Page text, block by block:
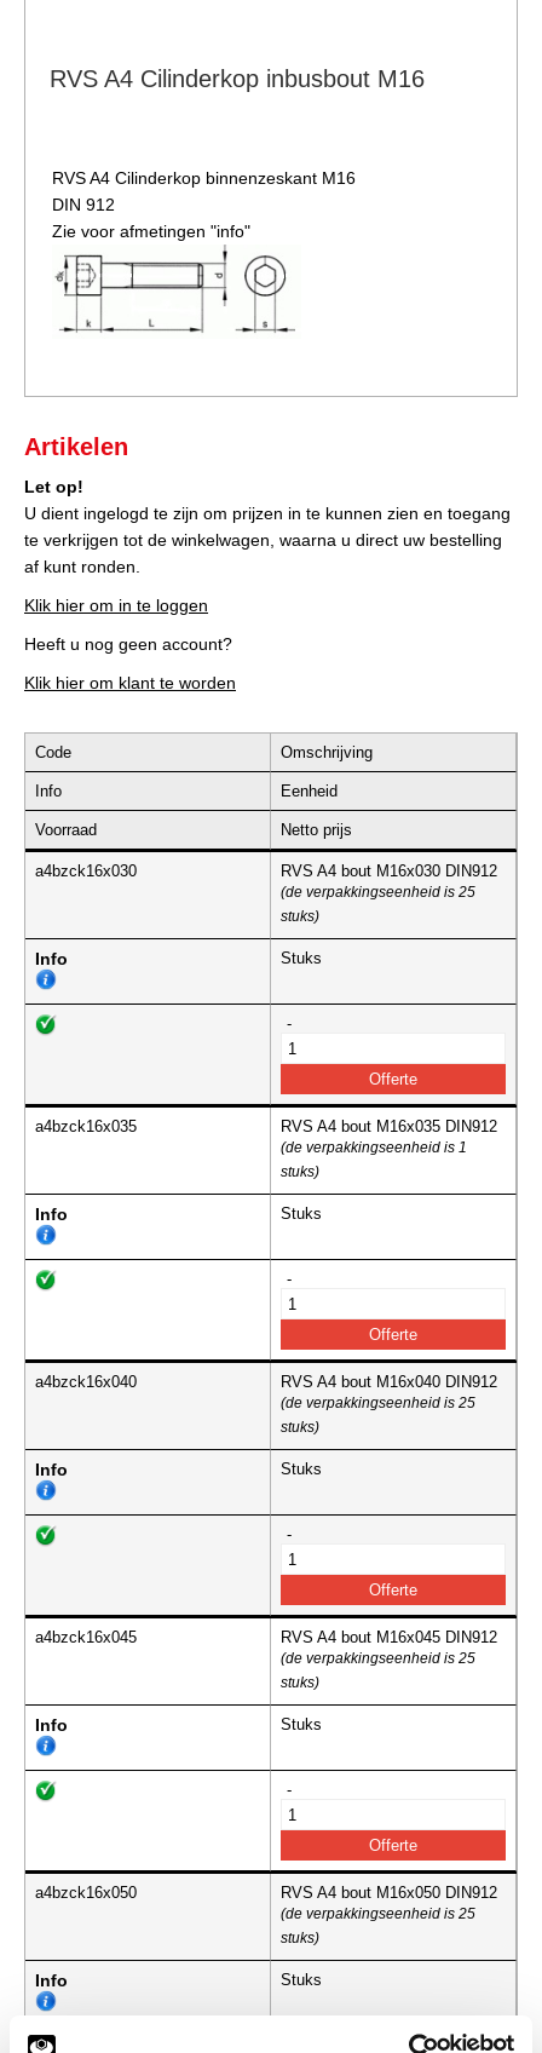
RVS A4 Cilinderkop inbusbout M16
RVS A4 Cilinderkop binnenzeskant M16
DIN 912
Zie voor afmetingen "info"
Artikelen
Let op!
U dient ingelogd te zijn om prijzen in te kunnen zien en toegang
te verkrijgen tot de winkelwagen, waarna u direct uw bestelling
af kunt ronden.
Klik hier om in te loggen
Heeft u nog geen account?
Klik hier om klant te worden
Code Omschrijving
Info Eenheid
Voorraad Netto prijs
a4bzck16x030 RVS A4 bout M16x030 DIN912
(de verpakkingseenheid is 25
stuks)
Info Stuks
-
a4bzck16x035 RVS A4 bout M16x035 DIN912
(de verpakkingseenheid is 1
stuks)
Info Stuks
-
a4bzck16x040 RVS A4 bout M16x040 DIN912
(de verpakkingseenheid is 25
stuks)
Info Stuks
-
a4bzck16x045 RVS A4 bout M16x045 DIN912
(de verpakkingseenheid is 25
stuks)
Info Stuks
-
a4bzck16x050 RVS A4 bout M16x050 DIN912
(de verpakkingseenheid is 25
stuks)
Info Stuks